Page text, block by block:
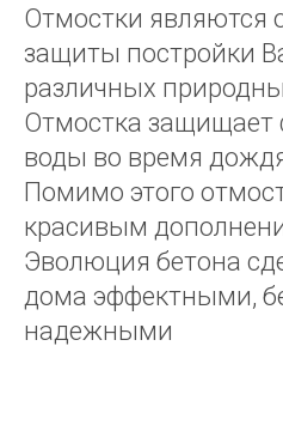
Отмостки являются
защиты постройки
различных
Отмостка защищает
воды во время
Помимо этого
красивым
Эволюция бетона
дома эффектными,
надежными